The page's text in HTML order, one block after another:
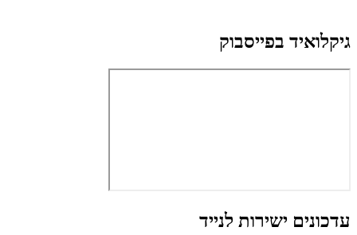
גיקלואיד בפייסבוק
עדכונים ישירות לנייד